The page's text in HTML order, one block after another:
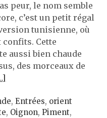
peur, le nom semble
c’est un petit régal
tunisienne, où
Cette
aussi bien chaude
des morceaux de
,Entrées, orient
, Oignon,Piment,